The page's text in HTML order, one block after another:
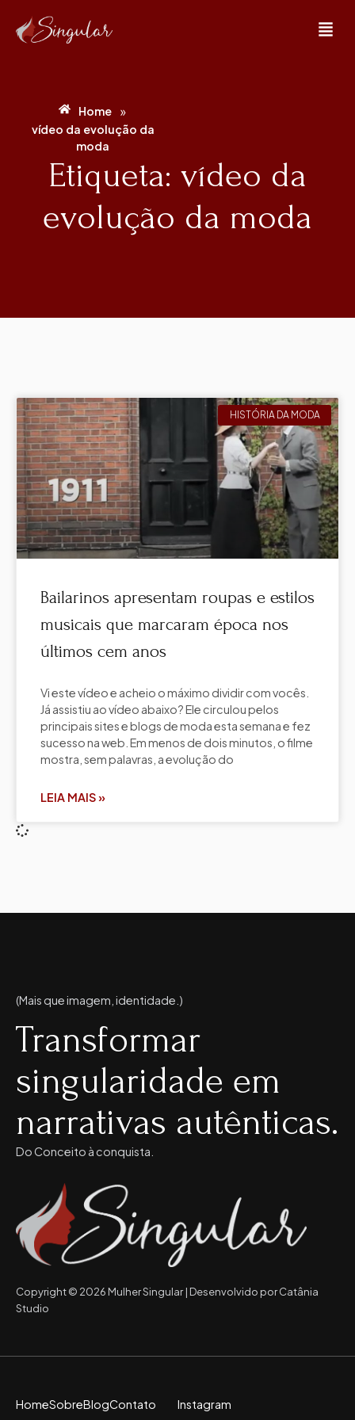
Home »
vídeo da evolução da
moda
Etiqueta: vídeo da
evolução da moda
HISTÓRIA DA MODA
Bailarinos apresentam roupas e estilos
musicais que marcaram época nos
últimos cem anos
Vi este vídeo e acheio o máximo dividir com vocês.
Já assistiu ao vídeo abaixo? Ele circulou pelos
principais sites e blogs de moda esta semana e fez
sucesso na web. Em menos de dois minutos, o filme
mostra, sem palavras, a evolução do
LEIA MAIS »
(Mais que imagem, identidade.)
Transformar
singularidade em
narrativas autênticas.
Do Conceito à conquista.
Copyright © 2026 Mulher Singular | Desenvolvido por Catânia
Studio
HomeSobreBlogContato Instagram